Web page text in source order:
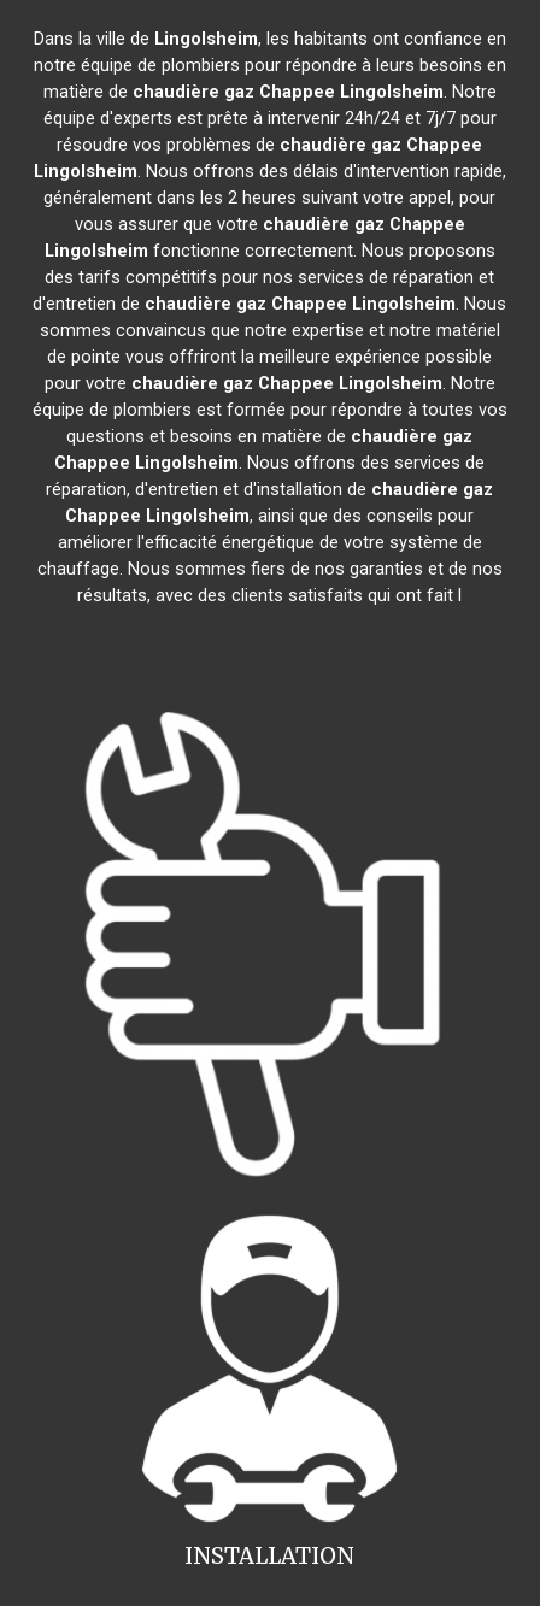
Dans la ville de Lingolsheim, les habitants ont confiance en
notre équipe de plombiers pour répondre à leurs besoins en
matière de chaudière gaz Chappee Lingolsheim. Notre
équipe d'experts est prête à intervenir 24h/24 et 7j/7 pour
résoudre vos problèmes de chaudière gaz Chappee
Lingolsheim. Nous offrons des délais d'intervention rapide,
généralement dans les 2 heures suivant votre appel, pour
vous assurer que votre chaudière gaz Chappee
Lingolsheim fonctionne correctement. Nous proposons
des tarifs compétitifs pour nos services de réparation et
d'entretien de chaudière gaz Chappee Lingolsheim. Nous
sommes convaincus que notre expertise et notre matériel
de pointe vous offriront la meilleure expérience possible
pour votre chaudière gaz Chappee Lingolsheim. Notre
équipe de plombiers est formée pour répondre à toutes vos
questions et besoins en matière de chaudière gaz
Chappee Lingolsheim. Nous offrons des services de
réparation, d'entretien et d'installation de chaudière gaz
Chappee Lingolsheim, ainsi que des conseils pour
améliorer l'efficacité énergétique de votre système de
chauffage. Nous sommes fiers de nos garanties et de nos
résultats, avec des clients satisfaits qui ont fait l
INSTALLATION